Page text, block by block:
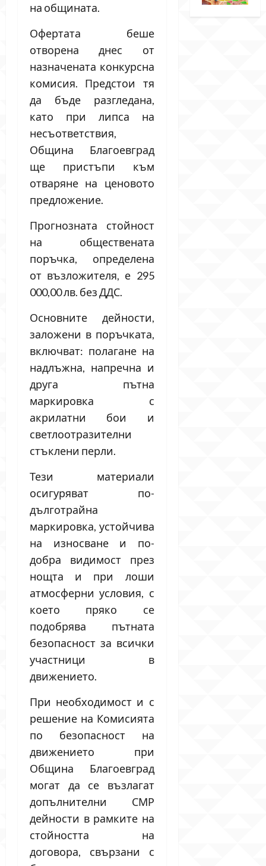
на общината.
Офертата беше
отворена днес от
назначената конкурсна
комисия. Предстои тя
да бъде разгледана,
като при липса на
несъответствия,
Община Благоевград
ще пристъпи към
отваряне на ценовото
предложение.
Прогнозната стойност
на обществената
поръчка, определена
от възложителя, е 295
000,00 лв. без ДДС.
Основните дейности,
заложени в поръчката,
включват: полагане на
надлъжна, напречна и
друга пътна
маркировка с
акрилатни бои и
светлоотразителни
стъклени перли.
Тези материали
осигуряват по-
дълготрайна
маркировка, устойчива
на износване и по-
добра видимост през
нощта и при лоши
атмосферни условия, с
което пряко се
подобрява пътната
безопасност за всички
участници в
движението.
При необходимост и с
решение на Комисията
по безопасност на
движението при
Община Благоевград
могат да се възлагат
допълнителни СМР
дейности в рамките на
стойността на
договора, свързани с